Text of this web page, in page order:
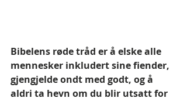
Bibelens røde tråd er å elske alle
mennesker inkludert sine fiender,
gjengjelde ondt med godt, og å
aldri ta hevn om du blir utsatt for